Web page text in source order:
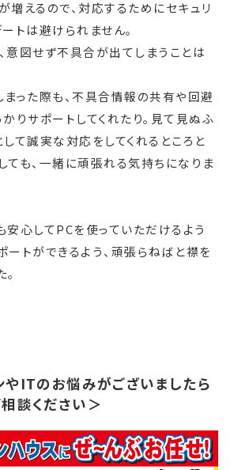
増えるので、対応するためにセキュリ
トは避けられません。
意図せず不具合が出てしまうことは
った際も、不具合情報の共有や回避
りサポートしてくれたり。見て見ぬふ
して誠実な対応をしてくれるところと
ても、一緒に頑張れる気持ちになりま
安心してPCを使っていただけるよう
ートができるよう、頑張らねばと襟を
やITのお悩みがございましたら
談ください＞